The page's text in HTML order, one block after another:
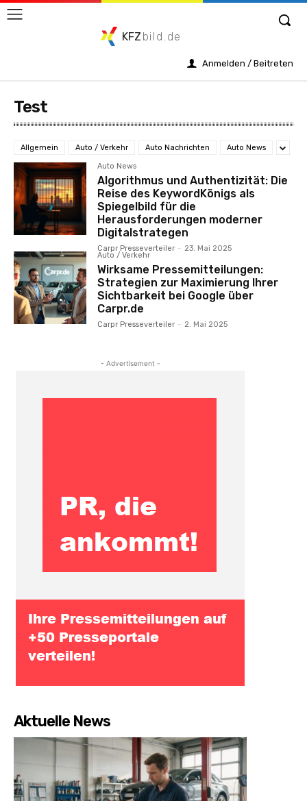
KFZ bild.de
Anmelden / Beitreten
Test
Allgemein Auto / Verkehr Auto Nachrichten Auto News
Auto News
Algorithmus und Authentizität: Die
Reise des KeywordKönigs als
Spiegelbild für die
Herausforderungen moderner
Digitalstrategen
Carpr Presseverteiler - 23. Mai 2025
Auto / Verkehr
Wirksame Pressemitteilungen:
Strategien zur Maximierung Ihrer
Sichtbarkeit bei Google über
Carpr.de
Carpr Presseverteiler - 2. Mai 2025
- Advertisement -
Aktuelle News